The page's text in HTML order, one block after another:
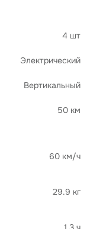
4 шт
Электрический
Вертикальный
50 км
60 км/ч
29.9 кг